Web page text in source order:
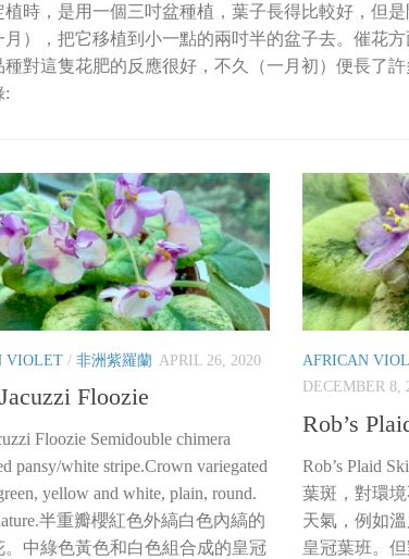
植時，是用一個三吋盆種植，葉子長得比較好，但
），把它移植到小一點的兩吋半的盆子去。催花方
種對這隻花肥的反應很好，不久（一月初）便長了
:
VIOLET / 非洲紫羅蘭 APRIL 26, 2020
Floozie
Floozie Semidouble chimera
pansy/white stripe.Crown variegated
yellow and white, plain, round.
半重瓣櫻紅色外縞白色內縞的
。中綠色黃色和白色組合成的皇冠
AFRICAN
DECEMBER 8,
Rob’s
Rob’s Plaid
葉斑，對環
天氣，例如
皇冠葉班。